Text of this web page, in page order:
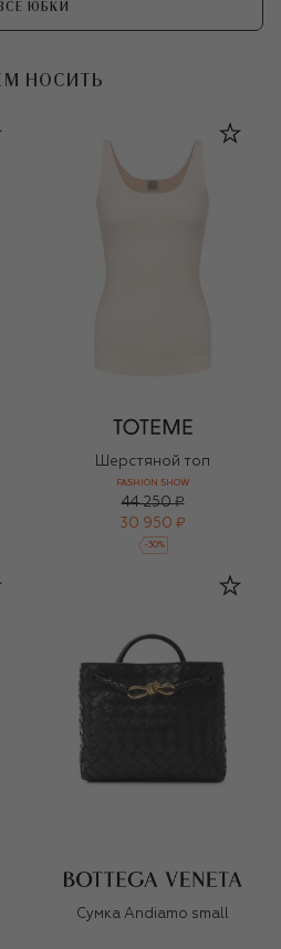
ВСЕ ЮБКИ
НОСИТЬ
Шерстяной топ
FASHION SHOW
44 250 ₽
30 950 ₽
-30%
Сумка Andiamo small